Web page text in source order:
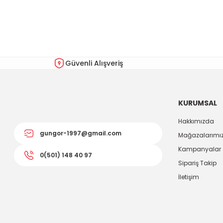
Ürün fiyatı diğer sitelerden daha pahalı.
Güvenli Alışveriş
gungor-1997@gmail.com
0(501) 148 40 97
KURUMSAL
Hakkımızda
Kampanyalar
Sipariş Takip
İletişim